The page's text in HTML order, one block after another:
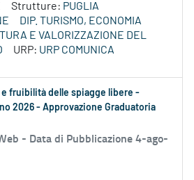
Strutture: PUGLIA
DIP. TURISMO, ECONOMIA
E VALORIZZAZIONE DEL
URP: URP COMUNICA
fruibilità delle spiagge libere -
2026 - Approvazione Graduatoria
- Data di Pubblicazione 4-ago-